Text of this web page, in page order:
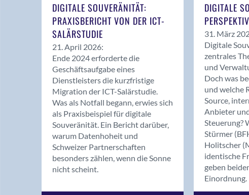
DIGITALE SOUVERÄNITÄT:
PRAXISBERICHT VON DER ICT-
SALÄRSTUDIE
21. April 2026:
Ende 2024 erforderte die
Geschäftsaufgabe eines
Dienstleisters die kurzfristige
Migration der ICT-Salärstudie.
Was als Notfall begann, erwies sich
als Praxisbeispiel für digitale
Souveränität. Ein Bericht darüber,
warum Datenhoheit und
Schweizer Partnerschaften
besonders zählen, wenn die Sonne
nicht scheint.
DIGITALE
31. März
Digitale
zentrales
und
Doch was
und welche
Source,
Anbieter
Steuerung?
Stürmer
Holitscher
identische
geben
Einordnung.